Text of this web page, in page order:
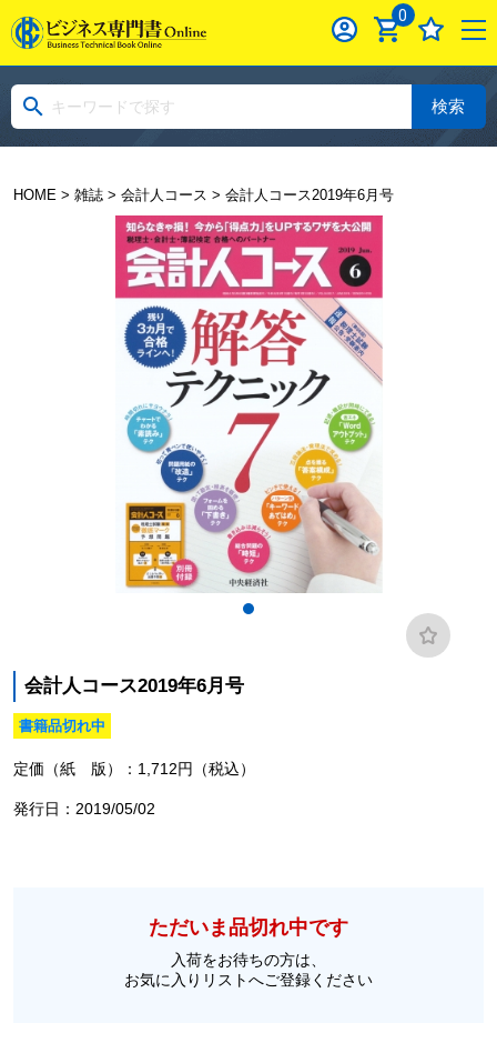
0
検索
HOME> 雑誌> 会計人コース > 会計人コース2019年6月号
会計人コース2019年6月号
書籍品切れ中
定価（紙 版）：1,712円（税込）
発行日：2019/05/02
ただいま品切れ中です
入荷をお待ちの方は、
お気に入りリストへご登録ください